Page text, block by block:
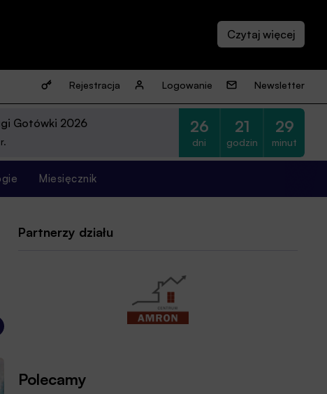
Rejestracja Logowanie Newsletter
Gotówki 2026 26
dni
21
godzin
29
minut
Miesięcznik
Partnerzy działu
Polecamy